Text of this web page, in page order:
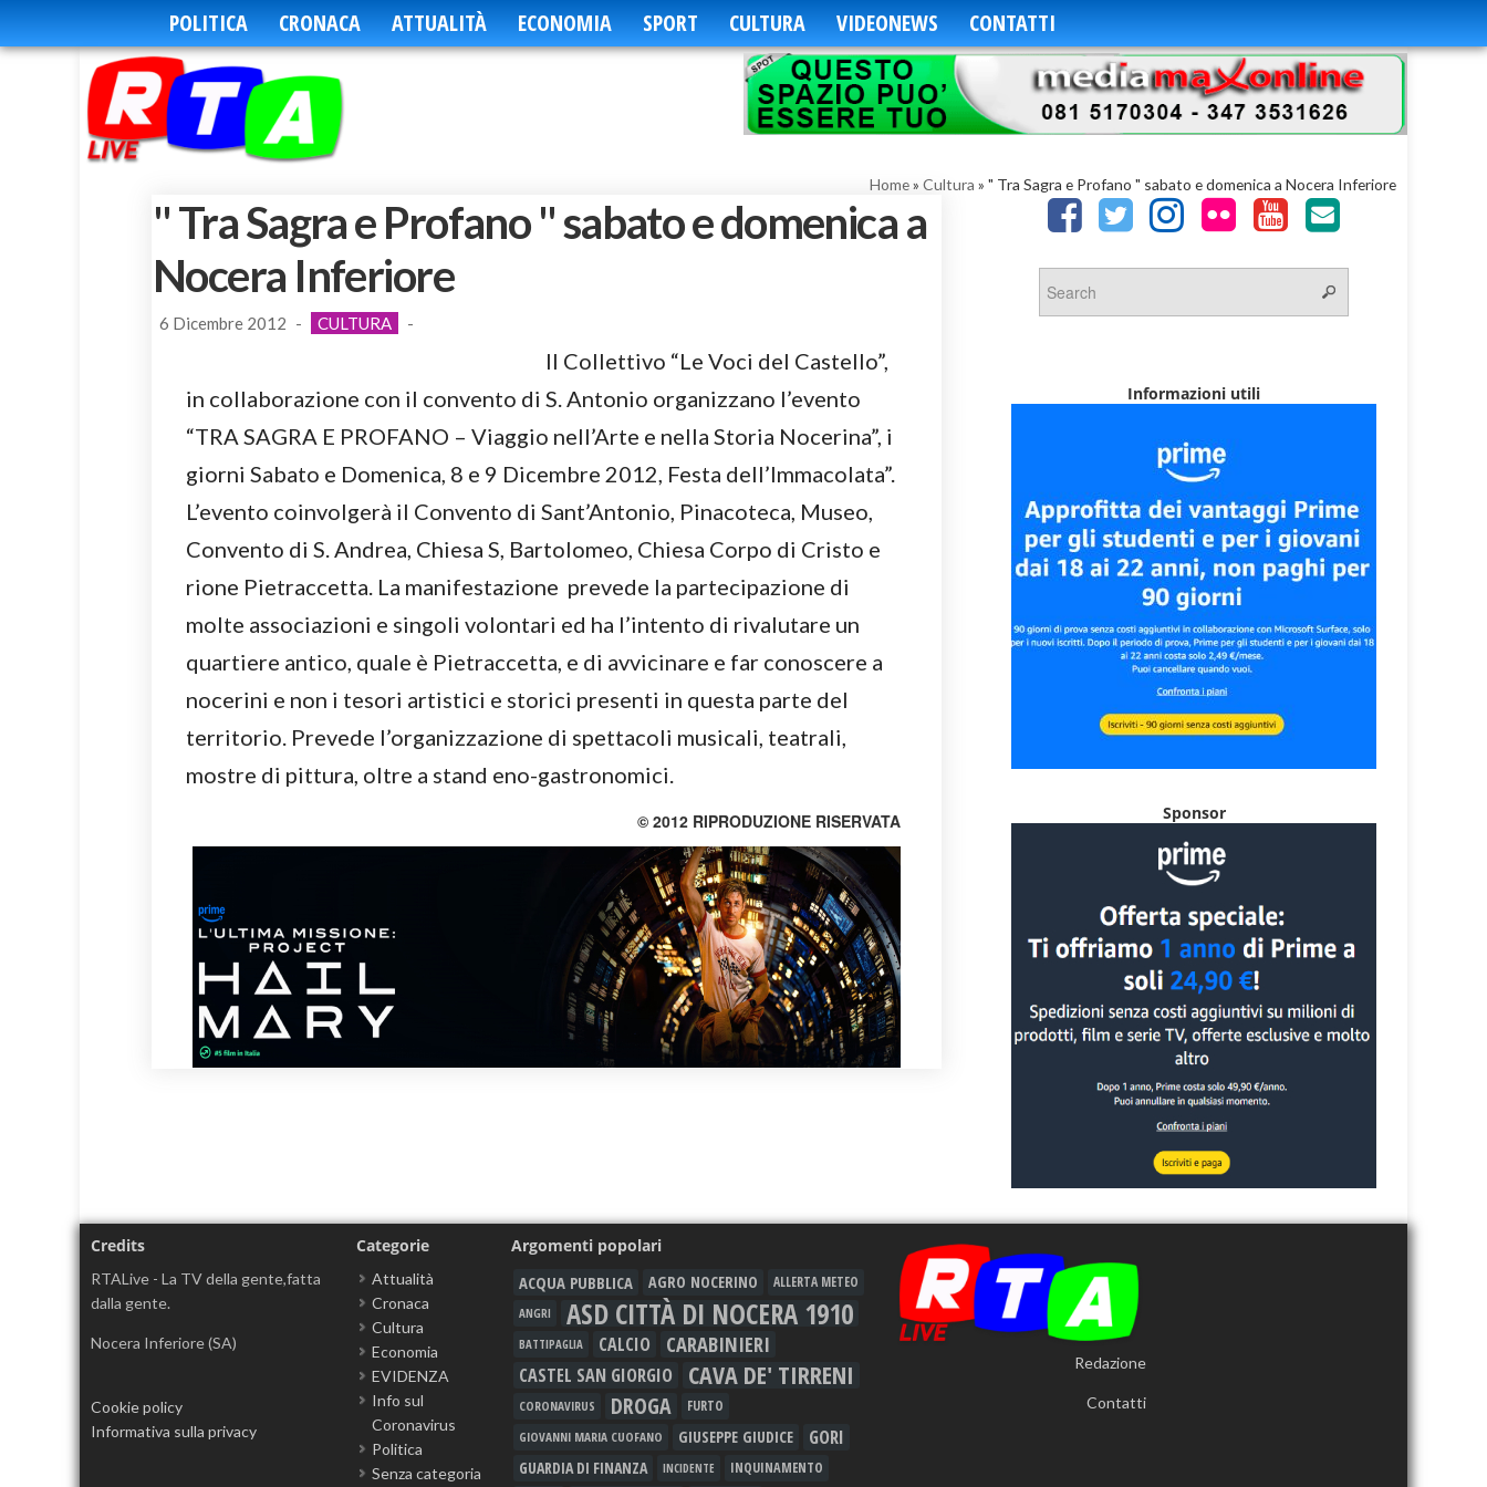
POLITICA CRONACA ATTUALITÀ ECONOMIA SPORT CULTURA VIDEONEWS CONTATTI
Home» Cultura » " Tra Sagra e Profano " sabato e domenica a Nocera Inferiore
" Tra Sagra e Profano " sabato e domenica a
Nocera Inferiore
6 Dicembre 2012 - CULTURA -
Il Collettivo “Le Voci del Castello”,
in collaborazione con il convento di S. Antonio organizzano l’evento
“TRA SAGRA E PROFANO – Viaggio nell’Arte e nella Storia Nocerina”, i
giorni Sabato e Domenica, 8 e 9 Dicembre 2012, Festa dell’Immacolata”.
L’evento coinvolgerà il Convento di Sant’Antonio, Pinacoteca, Museo,
Convento di S. Andrea, Chiesa S, Bartolomeo, Chiesa Corpo di Cristo e
rione Pietraccetta. La manifestazione prevede la partecipazione di
molte associazioni e singoli volontari ed ha l’intento di rivalutare un
quartiere antico, quale è Pietraccetta, e di avvicinare e far conoscere a
nocerini e non i tesori artistici e storici presenti in questa parte del
territorio. Prevede l’organizzazione di spettacoli musicali, teatrali,
mostre di pittura, oltre a stand eno-gastronomici.
© 2012 RIPRODUZIONE RISERVATA
Informazioni utili
Sponsor
Credits
RTALive - La TV della gente,fatta
dalla gente.
Nocera Inferiore (SA)
Cookie policy
Informativa sulla privacy
Categorie
Attualità
Cronaca
Cultura
Economia
EVIDENZA
Info sul
Coronavirus
Politica
Senza categoria
Argomenti popolari
ACQUA PUBBLICA AGRO NOCERINO
ALLERTA METEO
ANGRI
ASD CITTÀ DI NOCERA 1910
BATTIPAGLIA CALCIO CARABINIERI
CASTEL SAN GIORGIO CAVA DE' TIRRENI
CORONAVIRUS DROGA FURTO
GIOVANNI MARIA CUOFANO GIUSEPPE GIUDICE GORI
GUARDIA DI FINANZA INCIDENTE INQUINAMENTO
Redazione
Contatti